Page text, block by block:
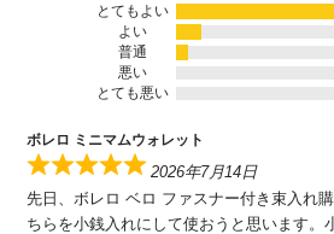
とてもよい
よい
普通
悪い
とても悪い
ボレロ ミニマムウォレット
2026年7月14日
先日、ボレロ ベロ ファスナー付き束入れ
ちらを小銭入れにして使おうと思います。